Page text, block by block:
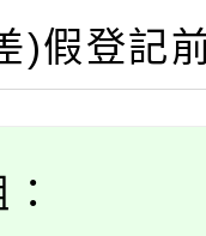
)假登記